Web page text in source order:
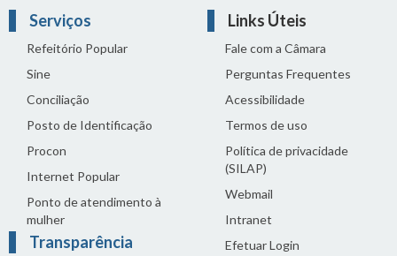
Serviços
Refeitório Popular
Sine
Conciliação
Posto de Identificação
Procon
Internet Popular
Ponto de atendimento à
mulher
Transparência
Links Úteis
Fale com a Câmara
Perguntas Frequentes
Acessibilidade
Termos de uso
Política de privacidade
(SILAP)
Webmail
Intranet
Efetuar Login